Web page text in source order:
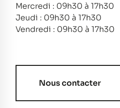
Mercredi : 09h30 à 17h30
Jeudi : 09h30 à 17h30
Vendredi : 09h30 à 17h30
Nous contacter